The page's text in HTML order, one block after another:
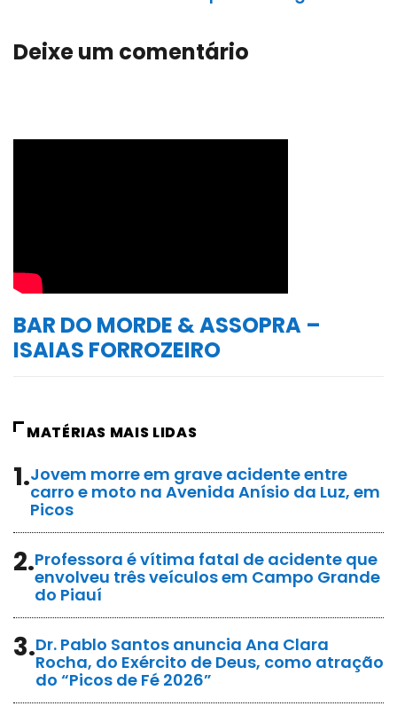
Deixe um comentário
BAR DO MORDE & ASSOPRA –
ISAIAS FORROZEIRO
MATÉRIAS MAIS LIDAS
1.Jovem morre em grave acidente entre
carro e moto na Avenida Anísio da Luz, em
Picos
2.Professora é vítima fatal de acidente que
envolveu três veículos em Campo Grande
do Piauí
3.Dr. Pablo Santos anuncia Ana Clara
Rocha, do Exército de Deus, como atração
do “Picos de Fé 2026”